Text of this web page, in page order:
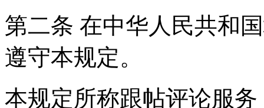
第二条 在中华人民共和
遵守本规定。
本规定所称跟帖评论服